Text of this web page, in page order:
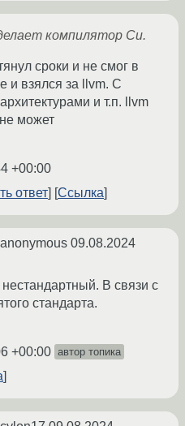
компилятор Си.
сроки и не смог в
и взялся за llvm. С
и т.п. llvm
может
+00:00
ответ Ссылка
09.08.2024
В связи с
стандарта.
+00:00 автор топика